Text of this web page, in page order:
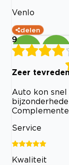
Venlo
delen
9
Zeer
Auto kon
Service
Kwaliteit